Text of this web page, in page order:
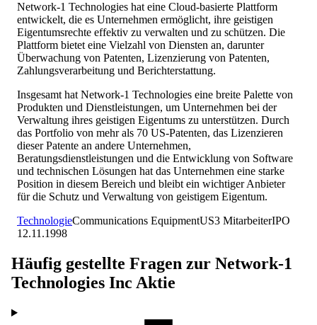
Network-1 Technologies hat eine Cloud-basierte Plattform
entwickelt, die es Unternehmen ermöglicht, ihre geistigen
Eigentumsrechte effektiv zu verwalten und zu schützen. Die
Plattform bietet eine Vielzahl von Diensten an, darunter
Überwachung von Patenten, Lizenzierung von Patenten,
Zahlungsverarbeitung und Berichterstattung.
Insgesamt hat Network-1 Technologies eine breite Palette von
Produkten und Dienstleistungen, um Unternehmen bei der
Verwaltung ihres geistigen Eigentums zu unterstützen. Durch
das Portfolio von mehr als 70 US-Patenten, das Lizenzieren
dieser Patente an andere Unternehmen,
Beratungsdienstleistungen und die Entwicklung von Software
und technischen Lösungen hat das Unternehmen eine starke
Position in diesem Bereich und bleibt ein wichtiger Anbieter
für die Schutz und Verwaltung von geistigem Eigentum.
TechnologieCommunications EquipmentUS3 MitarbeiterIPO
12.11.1998
Häufig gestellte Fragen zur Network-1
Technologies Inc Aktie